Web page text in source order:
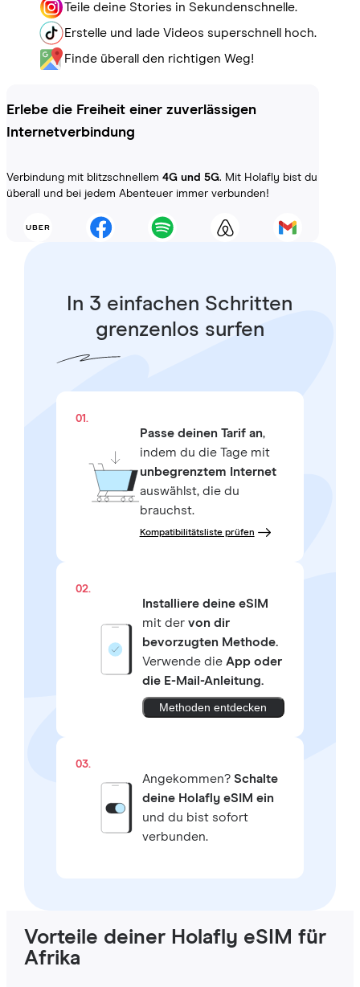
Teile deine Stories in Sekundenschnelle.
Erstelle und lade Videos superschnell hoch.
Finde überall den richtigen Weg!
Erlebe die Freiheit einer zuverlässigen
Internetverbindung
Verbindung mit blitzschnellem 4G und 5G. Mit Holafly bist du
überall und bei jedem Abenteuer immer verbunden!
In 3 einfachen Schritten
grenzenlos surfen
01.
Passe deinen Tarif an,
indem du die Tage mit
unbegrenztem Internet
auswählst, die du
brauchst.
Kompatibilitätsliste prüfen
02.
Installiere deine eSIM
mit der von dir
bevorzugten Methode.
Verwende die App oder
die E-Mail-Anleitung.
Methoden entdecken
03.
Angekommen? Schalte
deine Holafly eSIM ein
und du bist sofort
verbunden.
Vorteile deiner Holafly eSIM für
Afrika